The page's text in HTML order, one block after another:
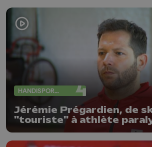
HANDISPORTS
Jérémie Prégardien, de
"touriste" à athlète